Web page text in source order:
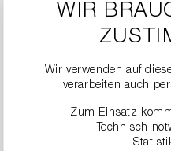
KARIERTE HOSE
WIR
Wir verwenden auf
verarbeiten auch
Zum Einsatz
Technisch